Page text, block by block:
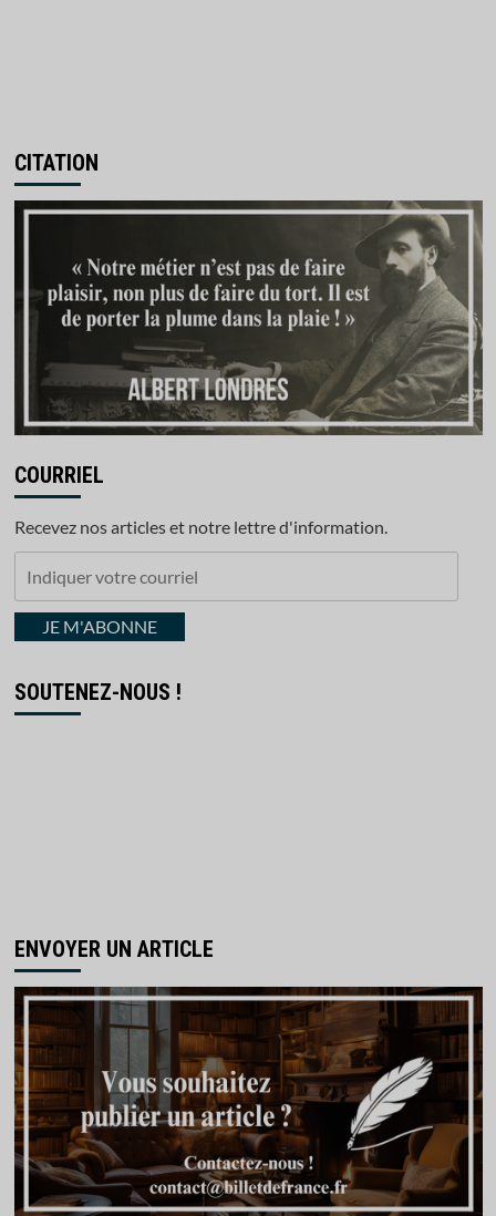
CITATION
COURRIEL
Recevez nos articles et notre lettre d'information.
courrielJE M'ABONNE
SOUTENEZ-NOUS !
ENVOYER UN ARTICLE